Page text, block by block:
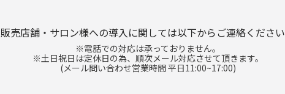
販売店舗・サロン様への導入に関しては以下からご連絡くださ
※電話での対応は承っておりません。
※土日祝日は定休日の為、順次メール対応させて頂きます。
(メール問い合わせ営業時間 平日11:00~17:00)